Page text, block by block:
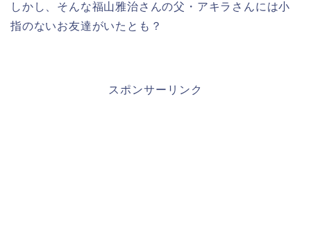
しかし、そんな福山雅治さんの父・アキラさんには小
指のないお友達がいたとも？
スポンサーリンク